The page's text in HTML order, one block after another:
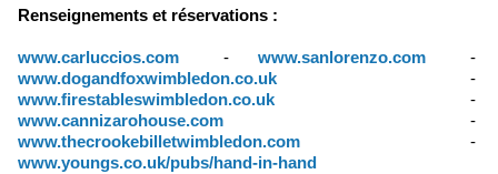
Renseignements et réservations :
www.carluccios.com -www.sanlorenzo.com -
www.dogandfoxwimbledon.co.uk -
www.firestableswimbledon.co.uk -
www.cannizarohouse.com
-
www.thecrookebilletwimbledon.com -
www.youngs.co.uk/pubs/hand-in-hand